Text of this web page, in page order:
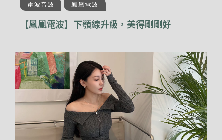
【鳳凰電波】下顎線升級，美得剛剛好
電波音波 鳳凰電波